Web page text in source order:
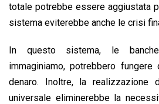
totale potrebbe essere aggiustata
sistema eviterebbe anche le crisi
In questo sistema, le
immaginiamo, potrebbero
denaro. Inoltre, la
universale eliminerebbe la